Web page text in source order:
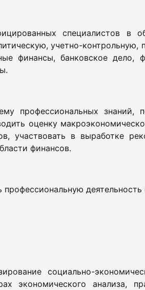
специалистов в
учетно-контрольную,
финансы, банковское
профессиональных знаний,
оценку
участвовать в выработке
финансов.
социально-
экономического анализа,